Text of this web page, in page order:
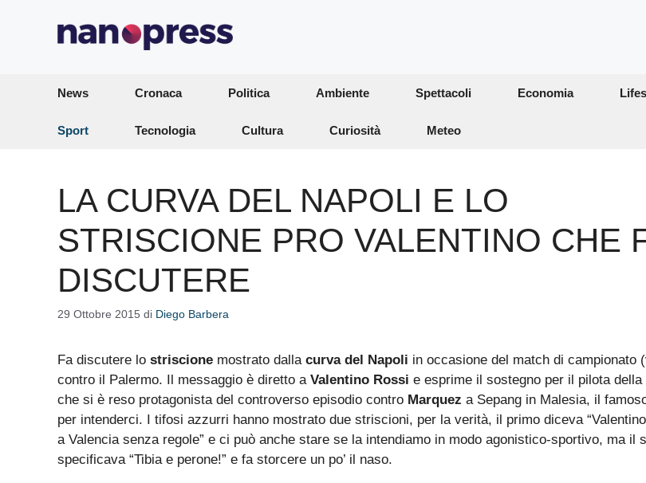
News Cronaca Politica Ambiente Spettacoli Economia
Sport Tecnologia Cultura Curiosità Meteo
LA CURVA DEL NAPOLI E LO
STRISCIONE PRO VALENTINO CHE
DISCUTERE
29 Ottobre 2015 di Diego Barbera
Fa discutere lo striscione mostrato dalla curva del Napoli in occasione del match di campionato
contro il Palermo. Il messaggio è diretto a Valentino Rossi e esprime il sostegno per il pilota della
che si è reso protagonista del controverso episodio contro Marquez a Sepang in Malesia, il
per intenderci. I tifosi azzurri hanno mostrato due striscioni, per la verità, il primo diceva
a Valencia senza regole” e ci può anche stare se la intendiamo in modo agonistico-sportivo, ma il
specificava “Tibia e perone!” e fa storcere un po’ il naso.